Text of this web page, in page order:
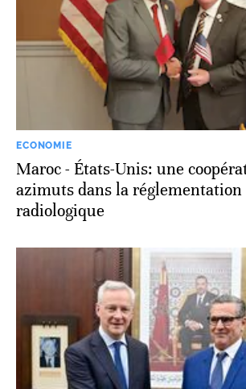
ECONOMIE
Maroc - États-Unis: une
azimuts dans la
radiologique